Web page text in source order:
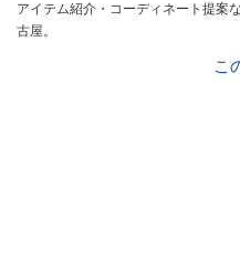
アイテム紹介・コーディネート提案
古屋。
こ